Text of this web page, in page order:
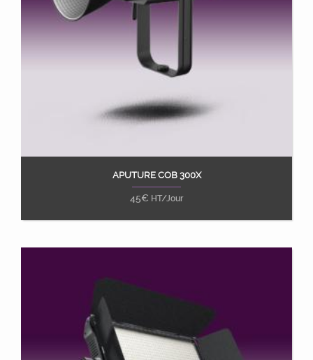
Ajouter au panier
APUTURE COB 300X
45€ HT/Jour